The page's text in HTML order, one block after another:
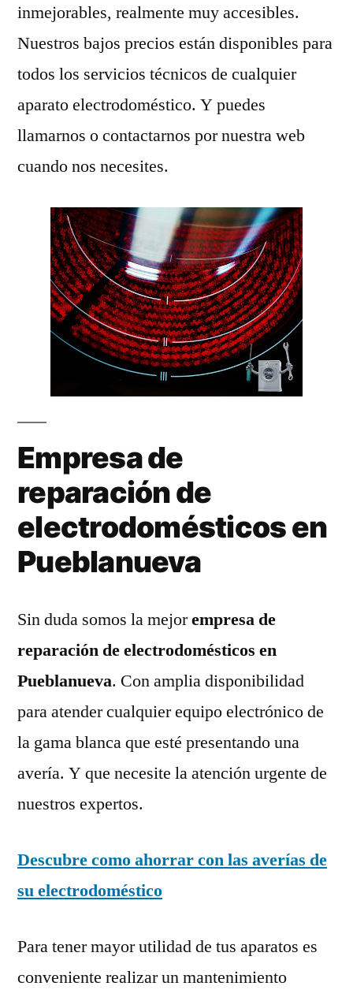
inmejorables, realmente muy accesibles.
Nuestros bajos precios están disponibles para
todos los servicios técnicos de cualquier
aparato electrodoméstico. Y puedes
llamarnos o contactarnos por nuestra web
cuando nos necesites.
Empresa de
reparación de
electrodomésticos en
Pueblanueva
Sin duda somos la mejorempresa de
reparación de electrodomésticos en
Pueblanueva. Con amplia disponibilidad
para atender cualquier equipo electrónico de
la gama blanca que esté presentando una
avería. Y que necesite la atención urgente de
nuestros expertos.
Descubre como ahorrar con las averías de
su electrodoméstico
Para tener mayor utilidad de tus aparatos es
conveniente realizar un mantenimiento